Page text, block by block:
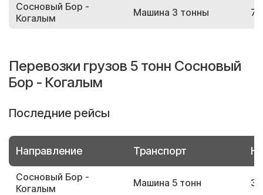
Сосновый Бор -
Когалым
Машина 3 тонны
Перевозки грузов 5 тонн Сосновый
Бор - Когалым
Последние рейсы
Направление Транспорт
Сосновый Бор -
Когалым
Машина 5 тонн